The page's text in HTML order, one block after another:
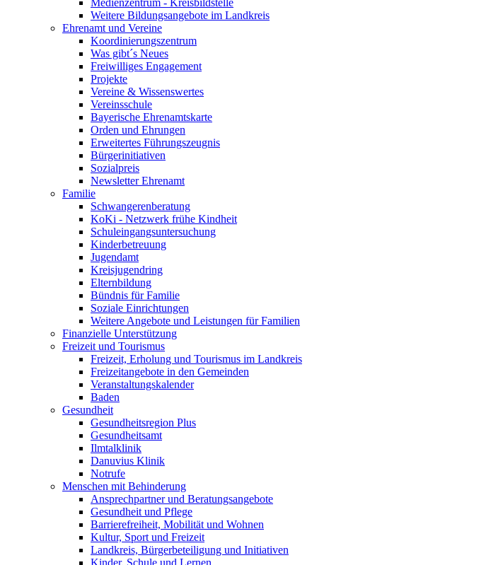
Medienzentrum - Kreisbildstelle
Weitere Bildungsangebote im Landkreis
Ehrenamt und Vereine
Koordinierungszentrum
Was gibt´s Neues
Freiwilliges Engagement
Projekte
Vereine & Wissenswertes
Vereinsschule
Bayerische Ehrenamtskarte
Orden und Ehrungen
Erweitertes Führungszeugnis
Bürgerinitiativen
Sozialpreis
Newsletter Ehrenamt
Familie
Schwangerenberatung
KoKi - Netzwerk frühe Kindheit
Schuleingangsuntersuchung
Kinderbetreuung
Jugendamt
Kreisjugendring
Elternbildung
Bündnis für Familie
Soziale Einrichtungen
Weitere Angebote und Leistungen für Familien
Finanzielle Unterstützung
Freizeit und Tourismus
Freizeit, Erholung und Tourismus im Landkreis
Freizeitangebote in den Gemeinden
Veranstaltungskalender
Baden
Gesundheit
Gesundheitsregion Plus
Gesundheitsamt
Ilmtalklinik
Danuvius Klinik
Notrufe
Menschen mit Behinderung
Ansprechpartner und Beratungsangebote
Gesundheit und Pflege
Barrierefreiheit, Mobilität und Wohnen
Kultur, Sport und Freizeit
Landkreis, Bürgerbeteiligung und Initiativen
Kinder, Schule und Lernen